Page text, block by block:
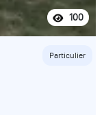
100
Particulier